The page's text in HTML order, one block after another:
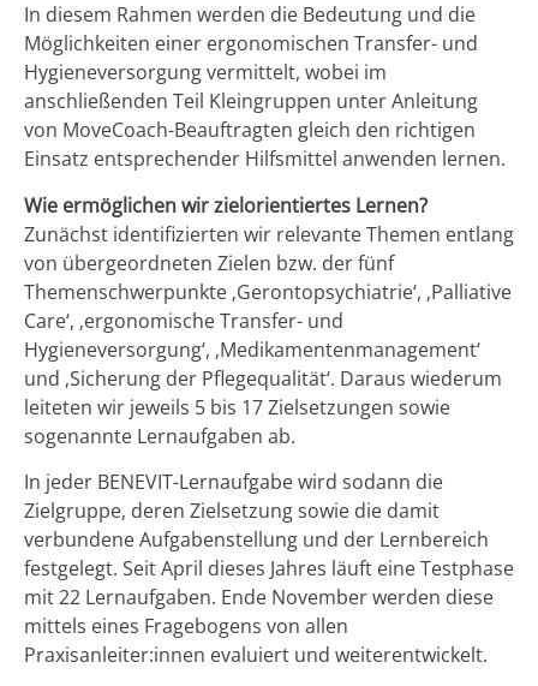
In diesem Rahmen werden die Bedeutung und die
Möglichkeiten einer ergonomischen Transfer- und
Hygieneversorgung vermittelt, wobei im
anschließenden Teil Kleingruppen unter Anleitung
von MoveCoach-Beauftragten gleich den richtigen
Einsatz entsprechender Hilfsmittel anwenden lernen.
Wie ermöglichen wir zielorientiertes Lernen?
Zunächst identifizierten wir relevante Themen entlang
von übergeordneten Zielen bzw. der fünf
Themenschwerpunkte ‚Gerontopsychiatrie‘, ‚Palliative
Care‘, ‚ergonomische Transfer- und
Hygieneversorgung‘, ‚Medikamentenmanagement‘
und ‚Sicherung der Pflegequalität‘. Daraus wiederum
leiteten wir jeweils 5 bis 17 Zielsetzungen sowie
sogenannte Lernaufgaben ab.
In jeder BENEVIT-Lernaufgabe wird sodann die
Zielgruppe, deren Zielsetzung sowie die damit
verbundene Aufgabenstellung und der Lernbereich
festgelegt. Seit April dieses Jahres läuft eine Testphase
mit 22 Lernaufgaben. Ende November werden diese
mittels eines Fragebogens von allen
Praxisanleiter:innen evaluiert und weiterentwickelt.